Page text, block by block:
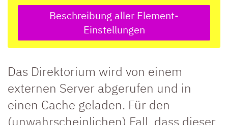
Beschreibung aller Element-
Einstellungen
Das Direktorium wird von einem
externen Server abgerufen und in
einen Cache geladen. Für den
(unwahrscheinlichen) Fall, dass dieser